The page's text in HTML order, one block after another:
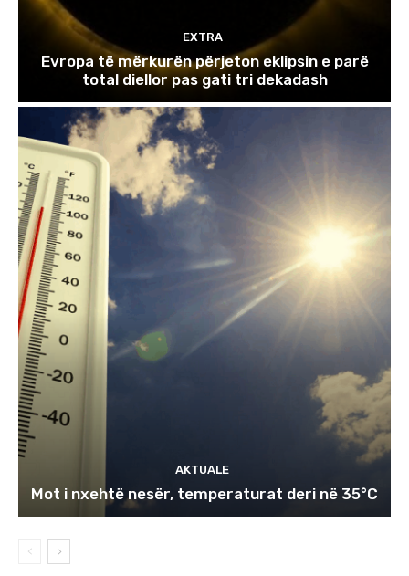
EXTRA
Evropa të mërkurën përjeton eklipsin e parë
total diellor pas gati tri dekadash
AKTUALE
Mot i nxehtë nesër, temperaturat deri në 35°C